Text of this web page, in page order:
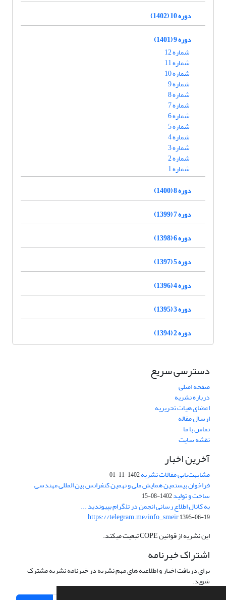
دوره 10 (1402)
دوره 9 (1401)
شماره 12
شماره 11
شماره 10
شماره 9
شماره 8
شماره 7
شماره 6
شماره 5
شماره 4
شماره 3
شماره 2
شماره 1
دوره 8 (1400)
دوره 7 (1399)
دوره 6 (1398)
دوره 5 (1397)
دوره 4 (1396)
دوره 3 (1395)
دوره 2 (1394)
دسترسی سریع
صفحه اصلی
درباره نشریه
اعضای هیات تحریریه
ارسال مقاله
تماس با ما
نقشه سایت
آخرین اخبار
مشابهت‌یابی مقالات نشریه1402-11-01
فراخوان بیستمین همایش ملی و نهمین کنفرانس بین المللی مهندسی
ساخت و تولید1402-08-15
به کانال اطلاع رسانی انجمن در تلگرام بپیوندید ...
https://telegram.me/info_smeir1395-06-19
این نشریه از قوانین COPE تبعیت میکند.
اشتراک خبرنامه
برای دریافت اخبار و اطلاعیه های مهم نشریه در خبرنامه نشریه مشترک
شوید.